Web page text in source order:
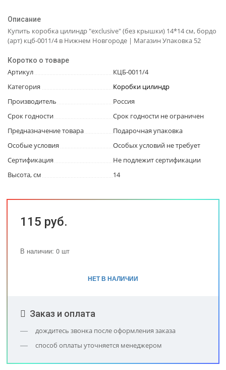
Описание
Купить коробка цилиндр "exclusive" (без крышки) 14*14 см, бордо
(арт) кцб-0011/4 в Нижнем Новгороде | Магазин Упаковка 52
Коротко о товаре
Артикул
КЦБ-0011/4
Категория
Коробки цилиндр
Производитель
Россия
Срок годности
Срок годности не ограничен
Предназначение товара
Подарочная упаковка
Особые условия
Особых условий не требует
Сертификация
Не подлежит сертификации
Высота, см
14
115 руб.
В наличии: 0 шт
НЕТ В НАЛИЧИИ
Заказ и оплата
дождитесь звонка после оформления заказа
способ оплаты уточняется менеджером